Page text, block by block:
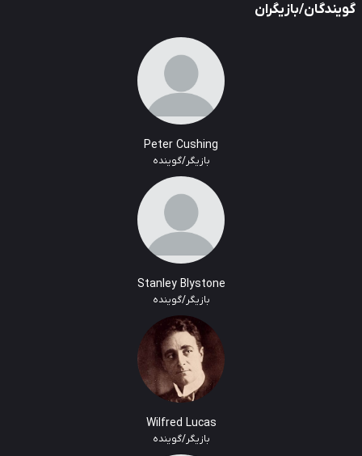
بازیگران
Peter Cushing
بازیگر/گوینده
Stanley Blystone
بازیگر/گوینده
Wilfred Lucas
بازیگر/گوینده